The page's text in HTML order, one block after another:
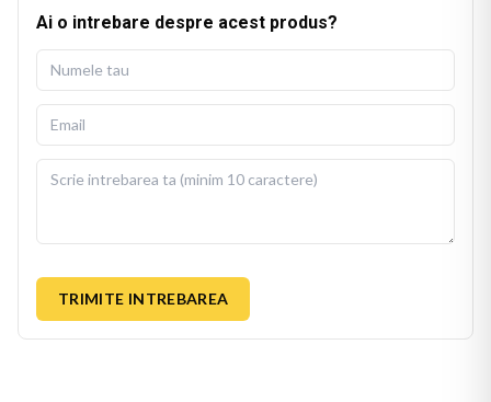
Ai o intrebare despre acest produs?
TRIMITE INTREBAREA